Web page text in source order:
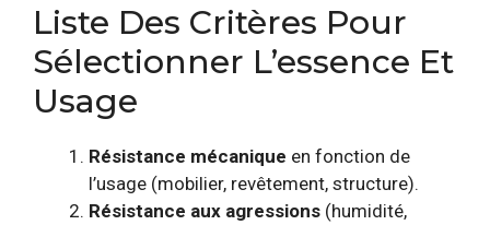
Liste Des Critères Pour
Sélectionner L’essence Et
Usage
Résistance mécanique en fonction de
l’usage (mobilier, revêtement, structure).
Résistance aux agressions (humidité,